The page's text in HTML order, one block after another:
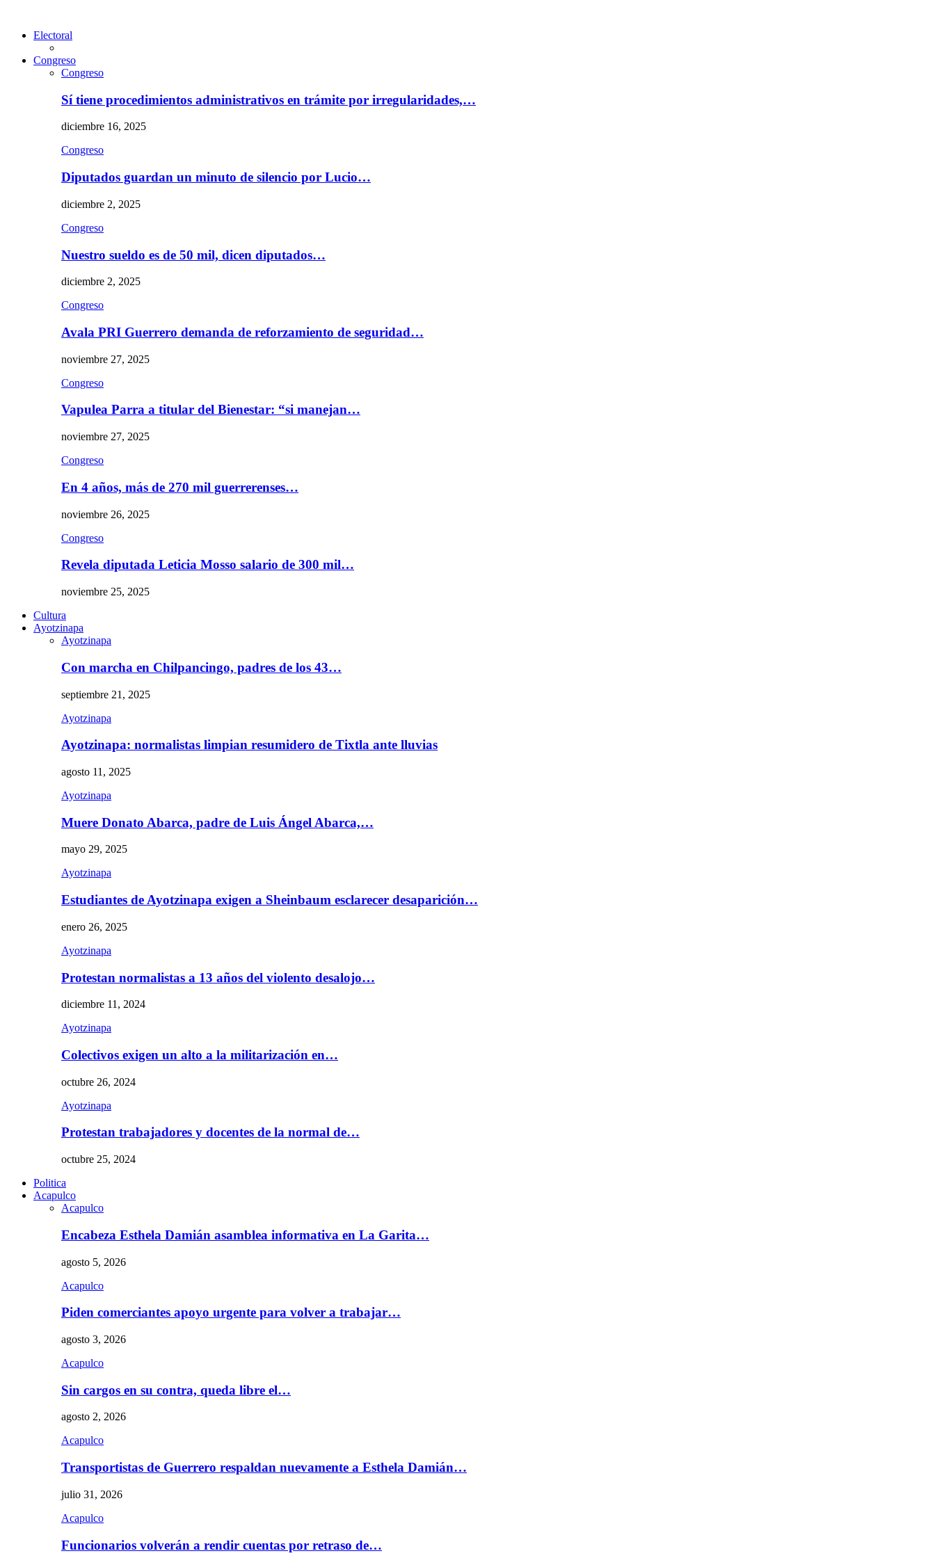
Electoral
Congreso
Congreso
Sí tiene procedimientos administrativos en trámite por irregularidades,…
diciembre 16, 2025
Congreso
Diputados guardan un minuto de silencio por Lucio…
diciembre 2, 2025
Congreso
Nuestro sueldo es de 50 mil, dicen diputados…
diciembre 2, 2025
Congreso
Avala PRI Guerrero demanda de reforzamiento de seguridad…
noviembre 27, 2025
Congreso
Vapulea Parra a titular del Bienestar: “si manejan…
noviembre 27, 2025
Congreso
En 4 años, más de 270 mil guerrerenses…
noviembre 26, 2025
Congreso
Revela diputada Leticia Mosso salario de 300 mil…
noviembre 25, 2025
Cultura
Ayotzinapa
Ayotzinapa
Con marcha en Chilpancingo, padres de los 43…
septiembre 21, 2025
Ayotzinapa
Ayotzinapa: normalistas limpian resumidero de Tixtla ante lluvias
agosto 11, 2025
Ayotzinapa
Muere Donato Abarca, padre de Luis Ángel Abarca,…
mayo 29, 2025
Ayotzinapa
Estudiantes de Ayotzinapa exigen a Sheinbaum esclarecer desaparición…
enero 26, 2025
Ayotzinapa
Protestan normalistas a 13 años del violento desalojo…
diciembre 11, 2024
Ayotzinapa
Colectivos exigen un alto a la militarización en…
octubre 26, 2024
Ayotzinapa
Protestan trabajadores y docentes de la normal de…
octubre 25, 2024
Politica
Acapulco
Acapulco
Encabeza Esthela Damián asamblea informativa en La Garita…
agosto 5, 2026
Acapulco
Piden comerciantes apoyo urgente para volver a trabajar…
agosto 3, 2026
Acapulco
Sin cargos en su contra, queda libre el…
agosto 2, 2026
Acapulco
Transportistas de Guerrero respaldan nuevamente a Esthela Damián…
julio 31, 2026
Acapulco
Funcionarios volverán a rendir cuentas por retraso de…